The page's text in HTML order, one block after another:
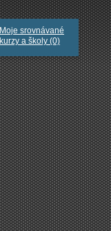
Moje srovnávané
kurzy a školy (0)